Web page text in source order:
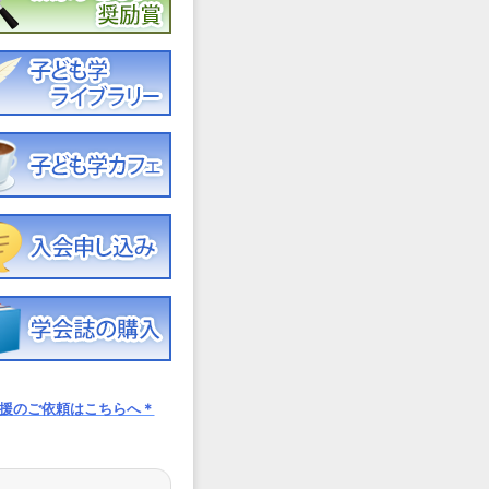
のご依頼はこちらへ＊